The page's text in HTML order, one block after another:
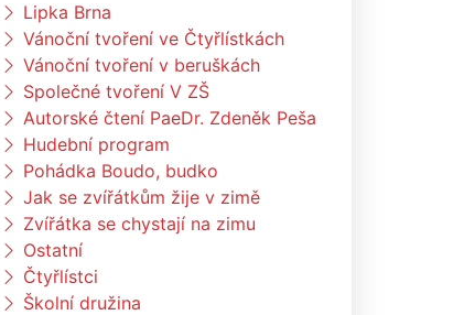
Lipka Brna
Vánoční tvoření ve Čtyřlístkách
Vánoční tvoření v beruškách
Společné tvoření V ZŠ
Autorské čtení PaeDr. Zdeněk Peša
Hudební program
Pohádka Boudo, budko
Jak se zvířátkům žije v zimě
Zvířátka se chystají na zimu
Ostatní
Čtyřlístci
Školní družina